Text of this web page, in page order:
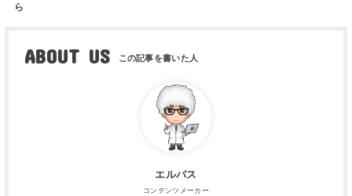
ら
ABOUT US
エルバス
コンテンツメーカー